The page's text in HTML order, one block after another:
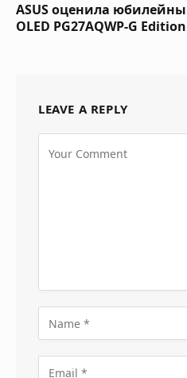
ASUS оценила
OLED PG27AQWP-G
LEAVE A REPLY